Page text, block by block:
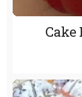
Cake